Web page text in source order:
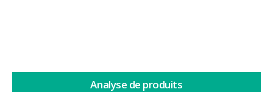
Analyse de produits